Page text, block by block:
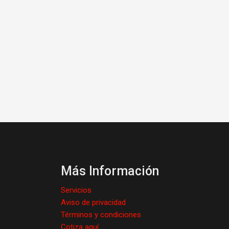
Más Información
Servicios
Aviso de privacidad
Términos y condiciones
Cotiza aquí